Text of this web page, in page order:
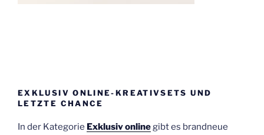
EXKLUSIV ONLINE-KREATIVSETS UND
LETZTE CHANCE
In der Kategorie Exklusiv onlinegibt es brandneue